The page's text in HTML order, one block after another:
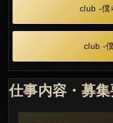
club -僕
club -
仕事内容・募